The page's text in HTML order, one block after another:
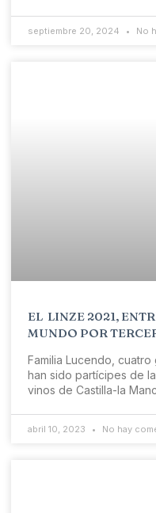
septiembre 20, 2024 No
EL LINZE 2021,
MUNDO POR
Familia Lucendo,
han sido partícipes de
vinos de Castilla-la
abril 10, 2023 No hay